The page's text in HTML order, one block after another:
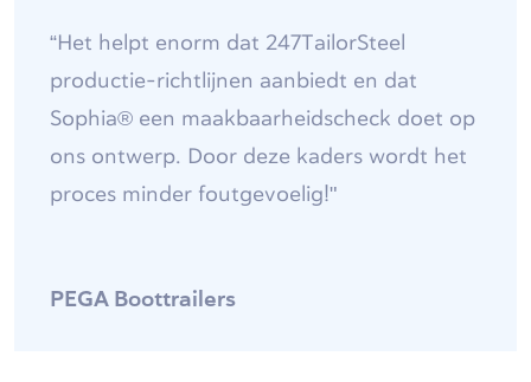
“Het helpt enorm dat 247TailorSteel
productie-richtlijnen aanbiedt en dat
Sophia® een maakbaarheidscheck doet op
ons ontwerp. Door deze kaders wordt het
proces minder foutgevoelig!"
PEGA Boottrailers